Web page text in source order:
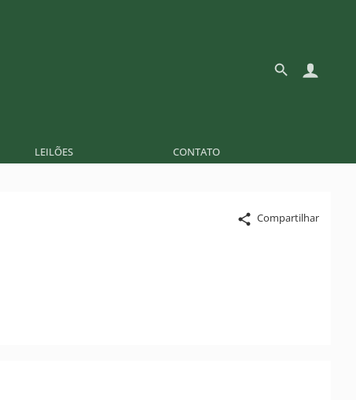
LEILÕES CONTATO
Compartilhar